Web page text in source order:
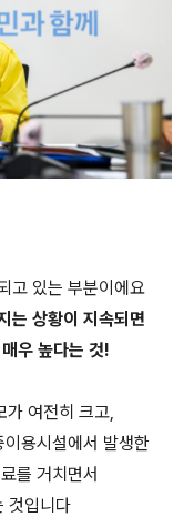
고 있는 부분이에요
는 상황이 지속되면
우 높다는 것!
가 여전히 크고,
용시설에서 발생한
를 거치면서
것입니다